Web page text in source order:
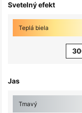
Svetelný efekt
Teplá biela
Jas
Tmavý